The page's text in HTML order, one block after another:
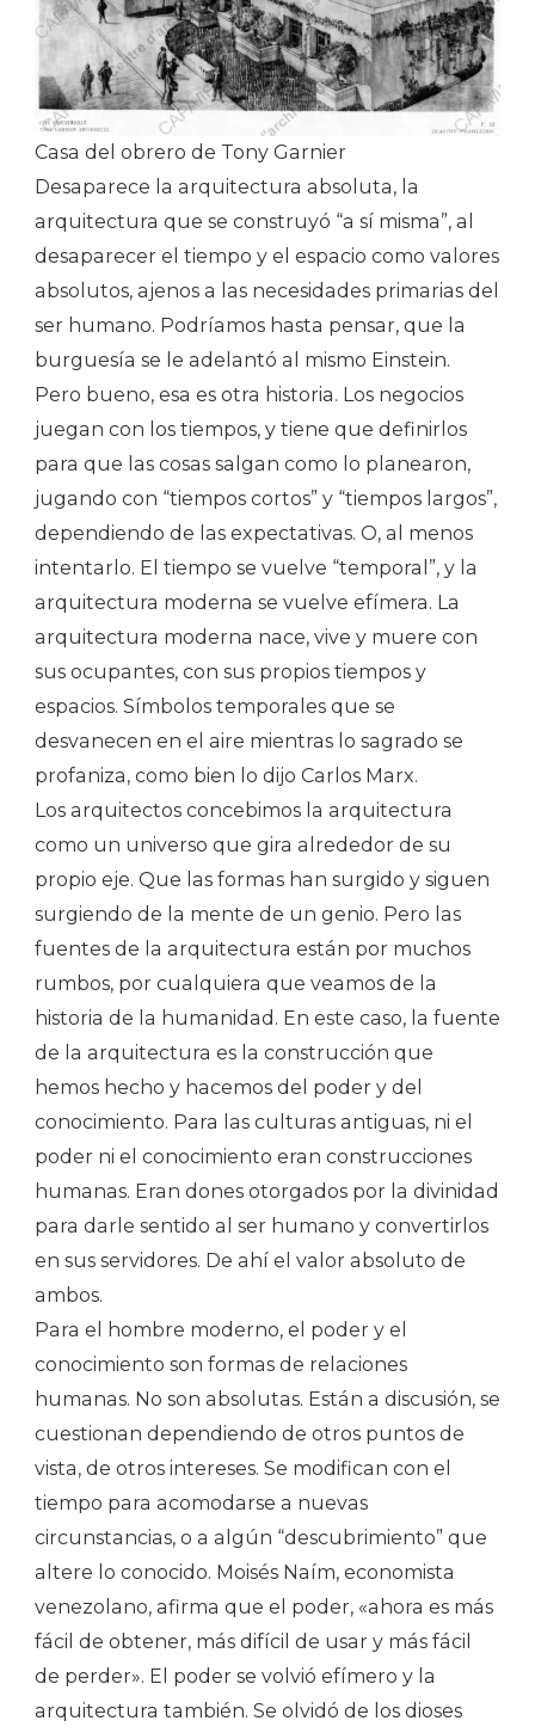
Casa del obrero de Tony Garnier
Desaparece la arquitectura absoluta, la
arquitectura que se construyó “a sí misma”, al
desaparecer el tiempo y el espacio como valores
absolutos, ajenos a las necesidades primarias del
ser humano. Podríamos hasta pensar, que la
burguesía se le adelantó al mismo Einstein.
Pero bueno, esa es otra historia. Los negocios
juegan con los tiempos, y tiene que definirlos
para que las cosas salgan como lo planearon,
jugando con “tiempos cortos” y “tiempos largos”,
dependiendo de las expectativas. O, al menos
intentarlo. El tiempo se vuelve “temporal”, y la
arquitectura moderna se vuelve efímera. La
arquitectura moderna nace, vive y muere con
sus ocupantes, con sus propios tiempos y
espacios. Símbolos temporales que se
desvanecen en el aire mientras lo sagrado se
profaniza, como bien lo dijo Carlos Marx.
Los arquitectos concebimos la arquitectura
como un universo que gira alrededor de su
propio eje. Que las formas han surgido y siguen
surgiendo de la mente de un genio. Pero las
fuentes de la arquitectura están por muchos
rumbos, por cualquiera que veamos de la
historia de la humanidad. En este caso, la fuente
de la arquitectura es la construcción que
hemos hecho y hacemos del poder y del
conocimiento. Para las culturas antiguas, ni el
poder ni el conocimiento eran construcciones
humanas. Eran dones otorgados por la divinidad
para darle sentido al ser humano y convertirlos
en sus servidores. De ahí el valor absoluto de
ambos.
Para el hombre moderno, el poder y el
conocimiento son formas de relaciones
humanas. No son absolutas. Están a discusión, se
cuestionan dependiendo de otros puntos de
vista, de otros intereses. Se modifican con el
tiempo para acomodarse a nuevas
circunstancias, o a algún “descubrimiento” que
altere lo conocido. Moisés Naím, economista
venezolano, afirma que el poder, «ahora es más
fácil de obtener, más difícil de usar y más fácil
de perder». El poder se volvió efímero y la
arquitectura también. Se olvidó de los dioses